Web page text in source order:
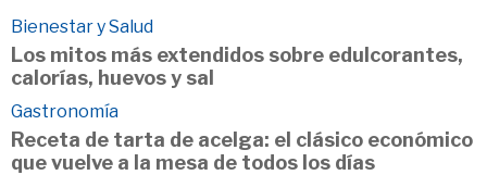
Bienestar y Salud
Los mitos más extendidos sobre edulcorantes,
calorías, huevos y sal
Gastronomía
Receta de tarta de acelga: el clásico económico
que vuelve a la mesa de todos los días